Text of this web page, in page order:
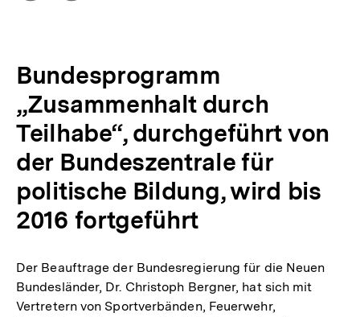
Bundesprogramm
„Zusammenhalt durch
Teilhabe“, durchgeführt von
der Bundeszentrale für
politische Bildung, wird bis
2016 fortgeführt
Der Beauftrage der Bundesregierung für die Neuen
Bundesländer, Dr. Christoph Bergner, hat sich mit
Vertretern von Sportverbänden, Feuerwehr,